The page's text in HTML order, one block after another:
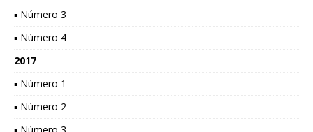
▪ Número 3
▪ Número 4
2017
▪ Número 1
▪ Número 2